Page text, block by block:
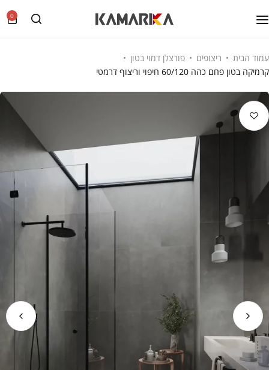
0
עמוד הבית ריצופים
פורצלן דמוי בטון
קרמיקה בטון פחם כהה 60/120 חיפוי וריצוף דרמטי